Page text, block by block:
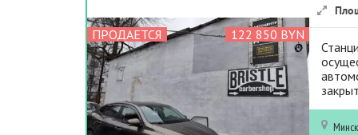
ПРОДАЕТСЯ 122 850 BYN